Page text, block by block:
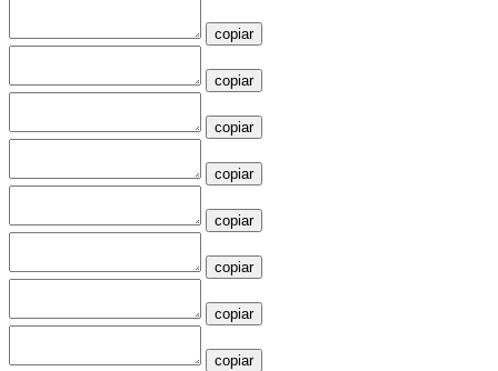
copiar
copiar
copiar
copiar
copiar
copiar
copiar
copiar